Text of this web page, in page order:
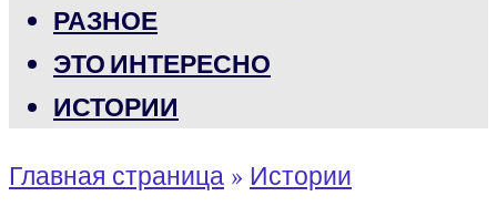
РАЗНОЕ
ЭТО ИНТЕРЕСНО
ИСТОРИИ
Главная страница » Истории